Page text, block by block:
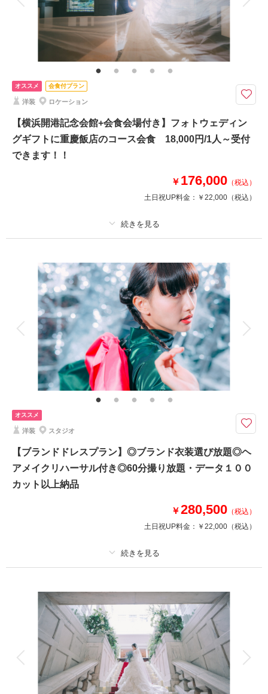
撮影小物も無料でお貸出し可能です！
ご試着の際にお着物のコーディネートもご提案させていただきます☆
伝統的な立ち姿や座り、お二人らしさのあるショットもスタジオ撮影で叶え
られます！
このプランで撮影可能な撮影レポート
（神奈
川）
を確認する
オススメ 会食付プラン
洋装 ロケーション
【横浜開港記念会館+会食会場付き】フォトウェディン
グギフトに重慶飯店のコース会食 18,000円/1人～受付
できます！！
￥ 176,000 （税込）
土日祝UP料金： ￥22,000 （税込）
撮影料 新婦衣装1着 新郎衣装1着
着付け ヘアメイク 小物一式
アルバム データ 150 カット 台紙付写真
衣装追加 会食 挙式
家族と撮影 家族用衣装レンタル ペットと撮影
室内の撮影なので天候左右されず、会食会も楽しめる◎120分撮影し放題◎
全データ色補正付150カット以上納品
【プラン内容】
・全データ色補正付
・新郎新婦様 洋装各１着
・新婦様ヘアメイク
・衣装小物（ブーケ、ベールなど）
※会食コースは季節により変更になります。掲載写真はイメージです。
を確認する
オススメ
洋装 スタジオ
【ブランドドレスプラン】◎ブランド衣装選び放題◎ヘ
アメイクリハーサル付き◎60分撮り放題・データ１００
カット以上納品
￥280,500 （税込）
土日祝UP料金： ￥22,000 （税込）
撮影料 新郎衣装1着
着付け ヘアメイク 小物一式
アルバム データ 100 カット 台紙付写真
衣装追加 会食 挙式
家族と撮影 家族用衣装レンタル ペットと撮影
その他含むもの